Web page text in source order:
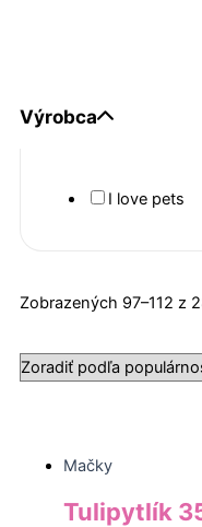
Výrobca
I love pets
Zobrazených 97–112 z
Mačky
Tulipytlík